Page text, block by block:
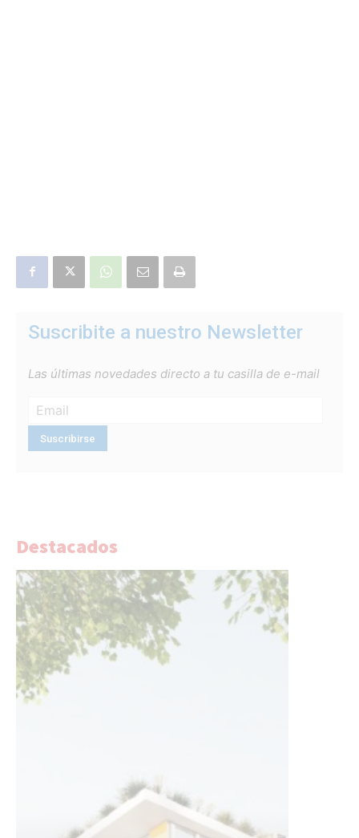
Suscribite a nuestro Newsletter
Las últimas novedades directo a tu casilla de e-mail
Destacados